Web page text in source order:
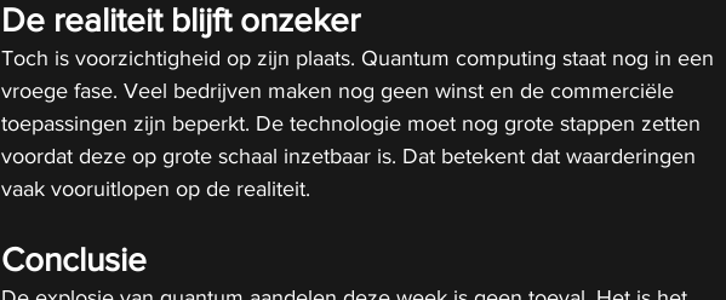
De realiteit blijft onzeker
Toch is voorzichtigheid op zijn plaats. Quantum computing staat nog in een
vroege fase. Veel bedrijven maken nog geen winst en de commerciële
toepassingen zijn beperkt. De technologie moet nog grote stappen zetten
voordat deze op grote schaal inzetbaar is. Dat betekent dat waarderingen
vaak vooruitlopen op de realiteit.
Conclusie